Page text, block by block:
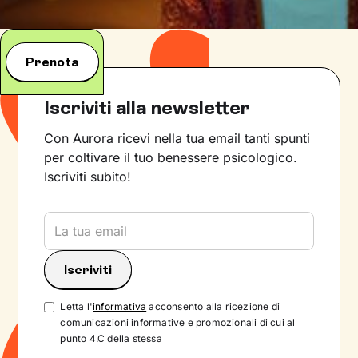
Prenota
Iscriviti alla newsletter
Con Aurora ricevi nella tua email tanti spunti
per coltivare il tuo benessere psicologico.
Iscriviti subito!
Letta l'informativa acconsento alla ricezione di
comunicazioni informative e promozionali di cui al
punto 4.C della stessa